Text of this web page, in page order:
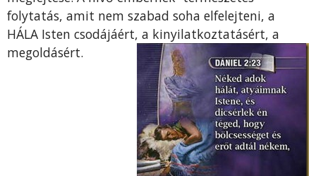
folytatás, amit nem szabad soha elfelejteni, a
HÁLA Isten csodájáért, a kinyilatkoztatásért, a
megoldásért.